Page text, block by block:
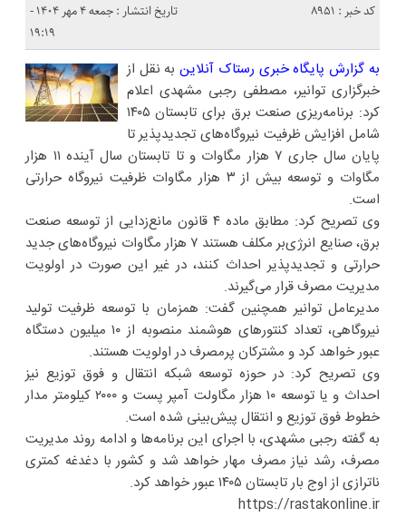
کد خبر : 8951
تاریخ انتشار : جمعه ۴ مهر ۱۴۰۴ -
۱۹:۱۹
به گزارش پایگاه خبری رستاک آنلاینبه نقل از
خبرگزاری توانیر، مصطفی رجبی مشهدی اعلام
کرد: برنامه‌ریزی صنعت برق برای تابستان ۱۴۰۵
شامل افزایش ظرفیت نیروگاه‌های تجدیدپذیر تا
پایان سال جاری ۷ هزار مگاوات و تا تابستان سال آینده ۱۱ هزار
مگاوات و توسعه بیش از ۳ هزار مگاوات ظرفیت نیروگاه حرارتی
است.
وی تصریح کرد: مطابق ماده ۴ قانون مانع‌زدایی از توسعه صنعت
برق، صنایع انرژی‌بر مکلف هستند ۷ هزار مگاوات نیروگاه‌های جدید
حرارتی و تجدیدپذیر احداث کنند، در غیر این صورت در اولویت
مدیریت مصرف قرار می‌گیرند.
مدیرعامل توانیر همچنین گفت: همزمان با توسعه ظرفیت تولید
نیروگاهی، تعداد کنتورهای هوشمند منصوبه از ۱۰ میلیون دستگاه
عبور خواهد کرد و مشترکان پرمصرف در اولویت هستند.
وی تصریح کرد: در حوزه توسعه شبکه انتقال و فوق توزیع نیز
احداث و یا توسعه ۱۰ هزار مگاولت آمپر پست و ۲۰۰۰ کیلومتر مدار
خطوط فوق توزیع و انتقال پیش‌بینی شده است.
به گفته رجبی مشهدی، با اجرای این برنامه‌ها و ادامه روند مدیریت
مصرف، رشد نیاز مصرف مهار خواهد شد و کشور با دغدغه کمتری
ناترازی از اوج بار تابستان ۱۴۰۵ عبور خواهد کرد.
https://rastakonline.ir